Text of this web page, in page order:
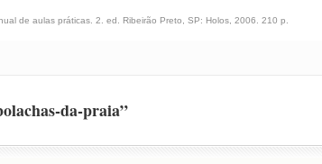
de aulas práticas. 2. ed. Ribeirão Preto, SP: Holos, 2006. 210 p.
da-praia”